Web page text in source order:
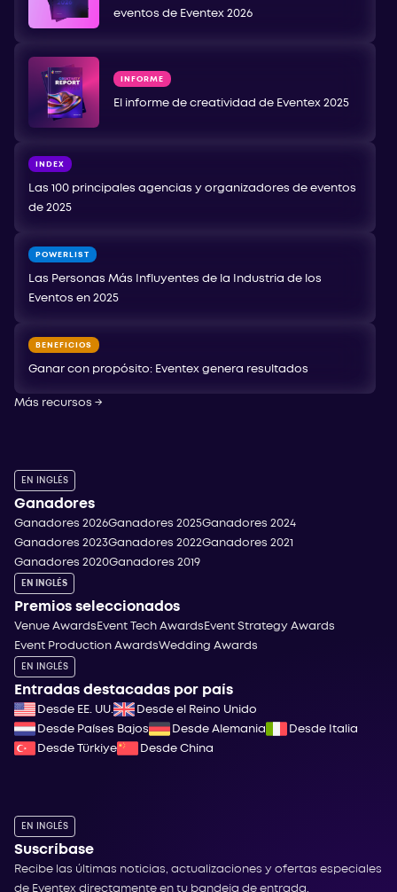
eventos de Eventex 2026
INFORME
El informe de creatividad de Eventex 2025
INDEX
Las 100 principales agencias y organizadores de eventos
de 2025
POWERLIST
Las Personas Más Influyentes de la Industria de los
Eventos en 2025
BENEFICIOS
Ganar con propósito: Eventex genera resultados
Más recursos →
EN INGLÉS
Ganadores
Ganadores 2026Ganadores 2025Ganadores 2024
Ganadores 2023Ganadores 2022Ganadores 2021
Ganadores 2020Ganadores 2019
EN INGLÉS
Premios seleccionados
Venue Awards Event Tech Awards Event Strategy Awards
Event Production AwardsWedding Awards
EN INGLÉS
Entradas destacadas por país
Desde EE. UU.
Desde el Reino Unido
Desde Países Bajos
Desde Alemania
Desde Italia
Desde Türkiye
Desde China
EN INGLÉS
Suscríbase
Recibe las últimas noticias, actualizaciones y ofertas especiales
de Eventex directamente en tu bandeja de entrada.